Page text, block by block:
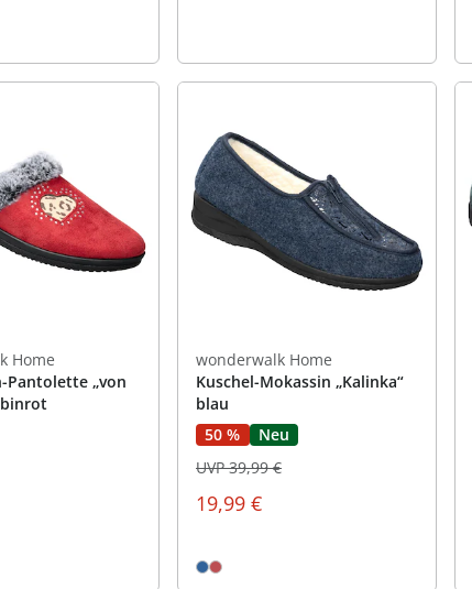
Home
Pantolette „von
wonderwalk Home
Kuschel-Mokassin „Kalinka“
blau
50 %
Neu
19,99 €
UVP 39,99 €